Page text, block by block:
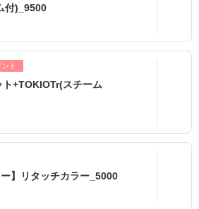
付)_9500
ント
ト+TOKIOTr(スチーム
ー】リタッチカラー_5000